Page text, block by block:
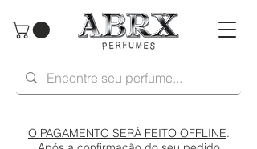
O PAGAMENTO SERÁ FEITO OFFLINE.